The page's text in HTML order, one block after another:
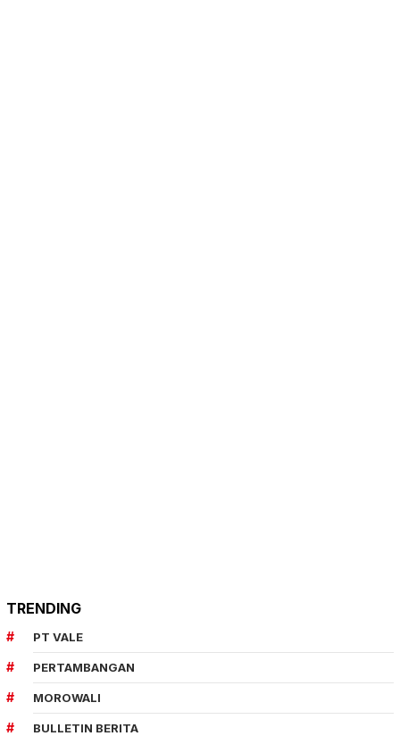
TRENDING
PT VALE
PERTAMBANGAN
MOROWALI
BULLETIN BERITA